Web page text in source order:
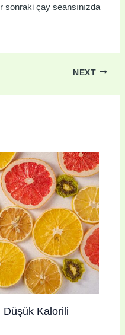
sonraki çay seansınızda
NEXT
Kalorili